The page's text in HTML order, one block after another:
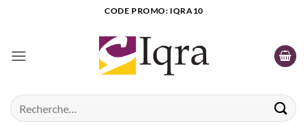
CODE PROMO: IQRA10
Recherche
pour :